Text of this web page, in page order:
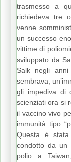
trasmesso a
richiedeva tre
venne
un successo
vittime di
sviluppato da
Salk negli
sembrava,
gli impediva di
scienziati ora si
il vaccino vivo
immunità tipo
Questa è
condotto da un
polio a